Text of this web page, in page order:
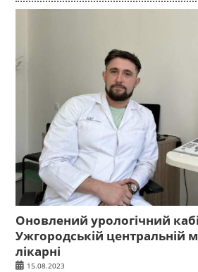
Оновлений урологічний
Ужгородській центральній
лікарні
15.08.2023